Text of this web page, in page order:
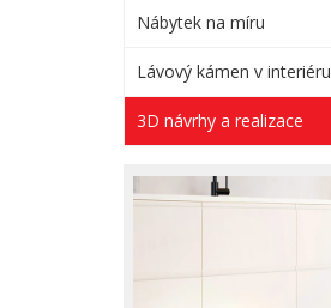
Nábytek na míru
Lávový kámen v interiéru
3D návrhy a realizace